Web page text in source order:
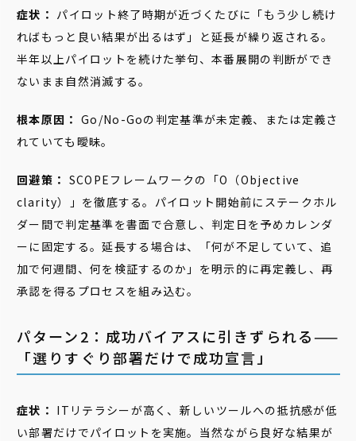
症状： パイロット終了時期が近づくたびに「もう少し続け
ればもっと良い結果が出るはず」と延長が繰り返される。
半年以上パイロットを続けた挙句、本番展開の判断ができ
ないまま自然消滅する。
根本原因： Go/No-Goの判定基準が未定義、または定義さ
れていても曖昧。
回避策： SCOPEフレームワークの「O（Objective
clarity）」を徹底する。パイロット開始前にステークホル
ダー間で判定基準を書面で合意し、判定日を予めカレンダ
ーに固定する。延長する場合は、「何が不足していて、追
加で何週間、何を検証するのか」を明示的に再定義し、再
承認を得るプロセスを組み込む。
パターン2：成功バイアスに引きずられる——
「選りすぐり部署だけで成功宣言」
症状： ITリテラシーが高く、新しいツールへの抵抗感が低
い部署だけでパイロットを実施。当然ながら良好な結果が